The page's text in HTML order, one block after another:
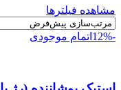
مشاهده فیلترها
-12% اتمام موجودی